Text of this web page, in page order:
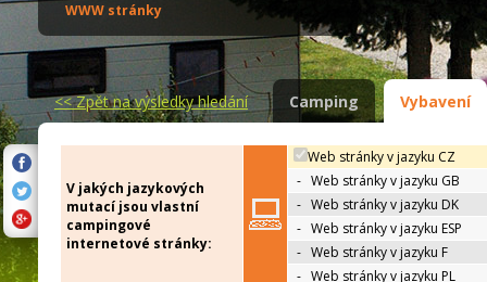
WWW stránky
<<Zpět na výsledky hledání Camping Vybavení
V jakých jazykových
mutací jsou vlastní
campingové
internetové stránky:
Web stránky v jazyku CZ
- Web stránky v jazyku GB
- Web stránky v jazyku DK
- Web stránky v jazyku ESP
- Web stránky v jazyku F
- Web stránky v jazyku PL